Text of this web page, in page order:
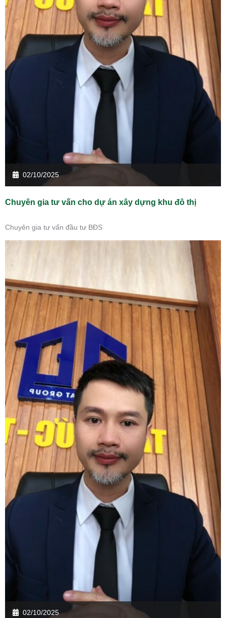
02/10/2025
Chuyên gia tư vấn cho dự án xây dựng khu đô thị
Chuyên gia tư vấn đầu tư BĐS
02/10/2025